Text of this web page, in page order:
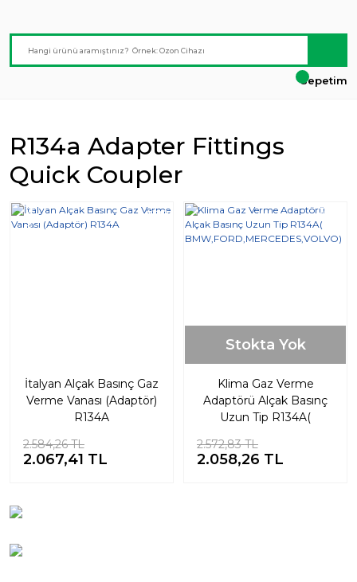
Sepetim
R134a Adapter Fittings
Quick Coupler
Yeni
İtalyan Alçak Basınç Gaz
Verme Vanası (Adaptör)
R134A
2.584,26 TL
2.067,41 TL
%20
Stokta Yok
Klima Gaz Verme
Adaptörü Alçak Basınç
Uzun Tip R134A(
2.572,83 TL
2.058,26 TL
%20